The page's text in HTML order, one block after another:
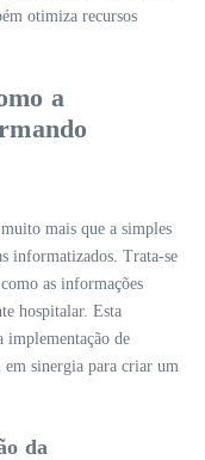
otimiza recursos
a
mais que a simples
informatizados. Trata-se
as informações
hospitalar. Esta
implementação de
em sinergia para criar um
da